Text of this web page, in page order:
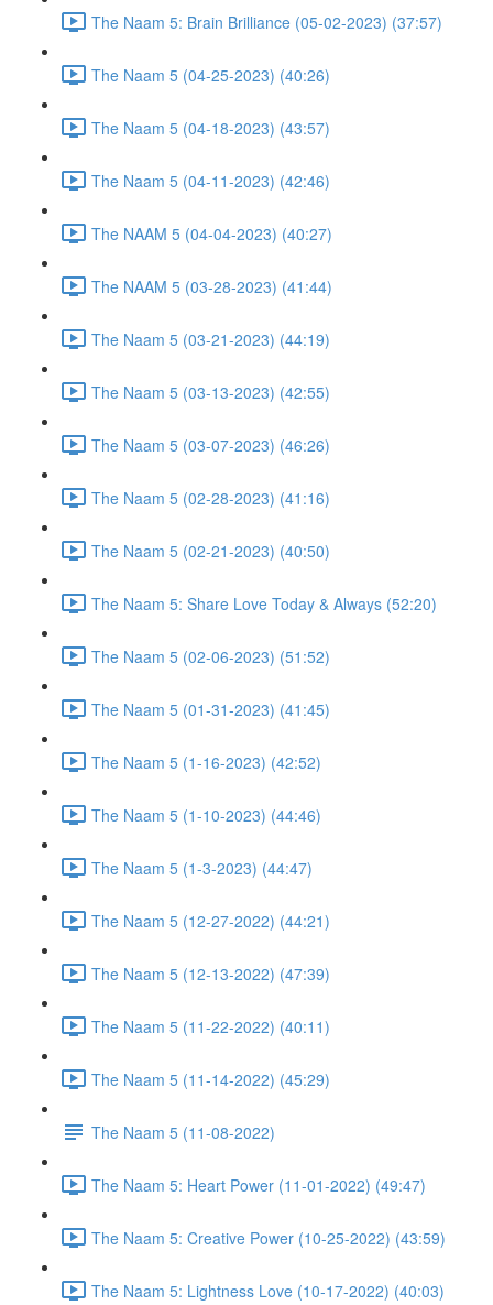
The Naam 5: Brain Brilliance (05-02-2023) (37:57)
The Naam 5 (04-25-2023) (40:26)
The Naam 5 (04-18-2023) (43:57)
The Naam 5 (04-11-2023) (42:46)
The NAAM 5 (04-04-2023) (40:27)
The NAAM 5 (03-28-2023) (41:44)
The Naam 5 (03-21-2023) (44:19)
The Naam 5 (03-13-2023) (42:55)
The Naam 5 (03-07-2023) (46:26)
The Naam 5 (02-28-2023) (41:16)
The Naam 5 (02-21-2023) (40:50)
The Naam 5: Share Love Today & Always (52:20)
The Naam 5 (02-06-2023) (51:52)
The Naam 5 (01-31-2023) (41:45)
The Naam 5 (1-16-2023) (42:52)
The Naam 5 (1-10-2023) (44:46)
The Naam 5 (1-3-2023) (44:47)
The Naam 5 (12-27-2022) (44:21)
The Naam 5 (12-13-2022) (47:39)
The Naam 5 (11-22-2022) (40:11)
The Naam 5 (11-14-2022) (45:29)
The Naam 5 (11-08-2022)
The Naam 5: Heart Power (11-01-2022) (49:47)
The Naam 5: Creative Power (10-25-2022) (43:59)
The Naam 5: Lightness Love (10-17-2022) (40:03)